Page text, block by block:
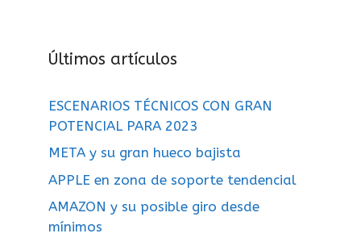
Últimos artículos
ESCENARIOS TÉCNICOS CON GRAN
POTENCIAL PARA 2023
META y su gran hueco bajista
APPLE en zona de soporte tendencial
AMAZON y su posible giro desde
mínimos